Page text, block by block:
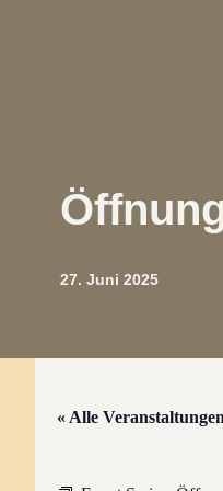
27. Juni 2025
« Alle Veranstaltungen